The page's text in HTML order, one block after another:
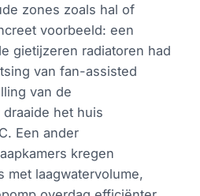
zones zoals hal of
voorbeeld: een
gietijzeren radiatoren had
van fan-assisted
van de
het huis
Een ander
kregen
met laagwatervolume,